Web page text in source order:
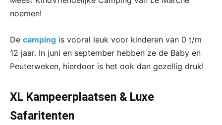
noemen!
De camping is vooral leuk voor kinderen van 0 t/m
12 jaar. In juni en september hebben ze de Baby en
Peuterweken, hierdoor is het ook dan gezellig druk!
XL Kampeerplaatsen & Luxe
Safaritenten